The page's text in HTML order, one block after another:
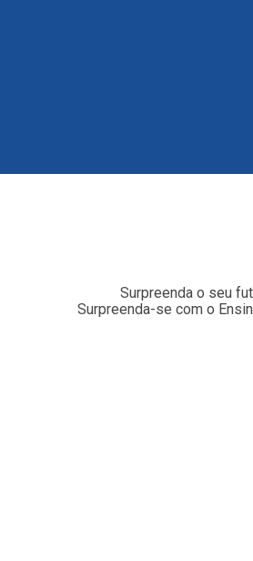
Surpreenda o seu
Surpreenda-se com o